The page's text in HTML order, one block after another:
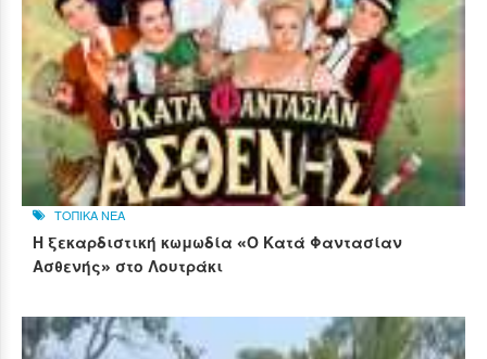
ΤΟΠΙΚΑ ΝΕΑ
Η ξεκαρδιστική κωμωδία «Ο Κατά Φαντασίαν
Ασθενής» στο Λουτράκι